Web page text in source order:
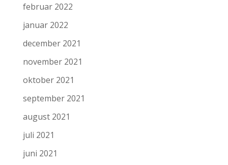
februar 2022
januar 2022
december 2021
november 2021
oktober 2021
september 2021
august 2021
juli 2021
juni 2021